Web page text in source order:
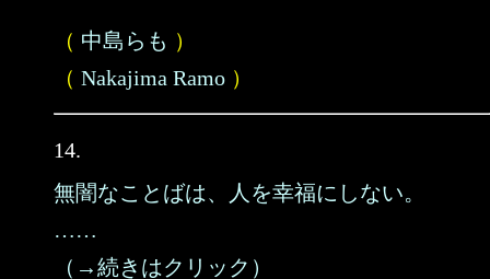
（ 中島らも ）
（ Nakajima Ramo ）
14.
無闇なことばは、人を幸福にしない。
……
（→続きはクリック）